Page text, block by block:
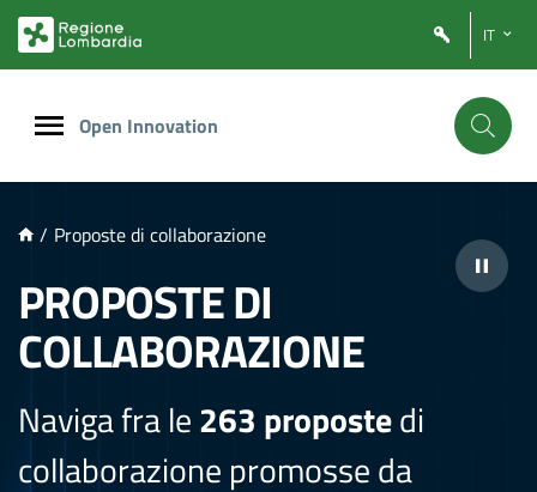
PRINCIPALE
IT
Open Innovation
/ Proposte di collaborazione
PROPOSTE DI
COLLABORAZIONE
Naviga fra le263 propostedi
collaborazione promosse da